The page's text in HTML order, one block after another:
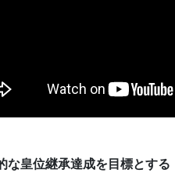
な皇位継承達成を目標とする